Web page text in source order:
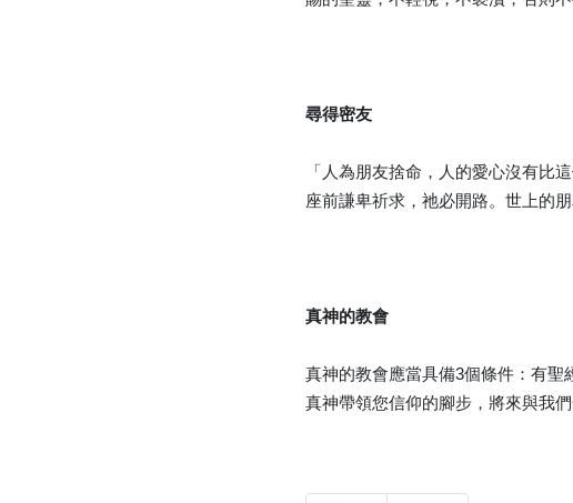
尋得密友
「人為朋友捨命，人的愛心沒有比
座前謙卑祈求，祂必開路。世上的
真神的教會
真神的教會應當具備3個條件：有
真神帶領您信仰的腳步，將來與我